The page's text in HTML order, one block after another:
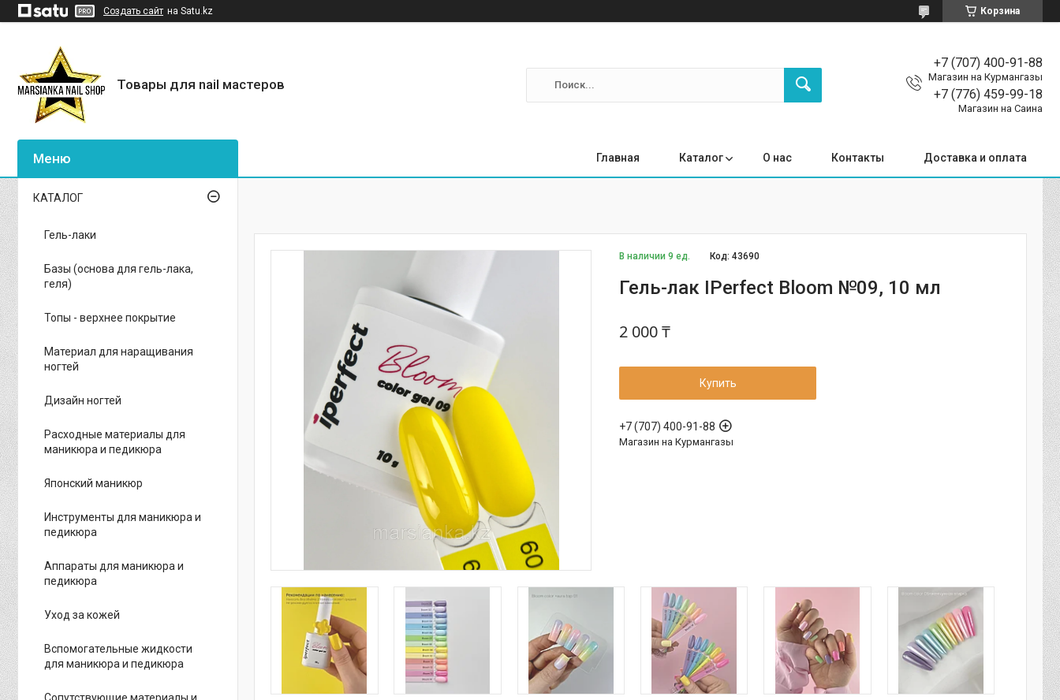
Создать сайт на Satu.kz Корзина
Товары для nail мастеров
+7 (707) 400-91-88
Магазин на Курмангазы
+7 (776) 459-99-18
Магазин на Саина
Главная Каталог О нас Контакты Доставка и оплата
В наличии 9 ед. Код:43690
Гель-лак IPerfect Bloom №09, 10 мл
2 000 ₸
Купить
+7 (707) 400-91-88
Магазин на Курмангазы
КАТАЛОГ
Гель-лаки
Базы (основа для гель-лака,
геля)
Топы - верхнее покрытие
Материал для наращивания
ногтей
Дизайн ногтей
Расходные материалы для
маникюра и педикюра
Японский маникюр
Инструменты для маникюра и
педикюра
Аппараты для маникюра и
педикюра
Уход за кожей
Вспомогательные жидкости
для маникюра и педикюра